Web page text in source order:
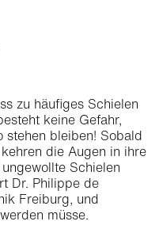
zu häufiges Schielen
keine Gefahr,
stehen bleiben! Sobald
die Augen in ihre
Schielen
Dr. Philippe de
Freiburg, und
müsse.